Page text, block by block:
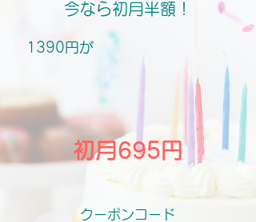
​今なら初月半額！​​
1390円が​
初月695円
​クーポンコード​​